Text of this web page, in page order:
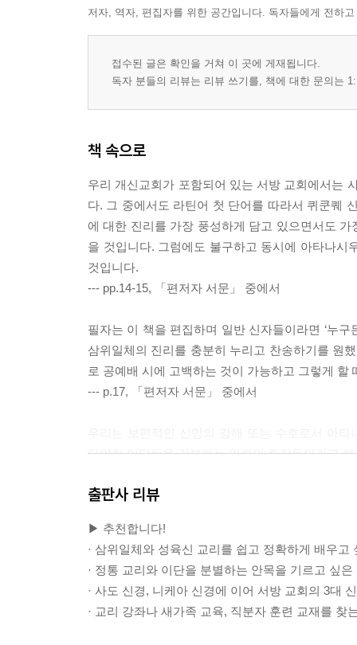
저자, 역자, 편집자를 위한 공간입니다. 독자들에게 전하
접수된 글은 확인을 거쳐 이 곳에 게재됩니다.
독자 분들의 리뷰는 리뷰 쓰기를, 책에 대한 문의는
책 속으로
우리 개신교회가 포함되어 있는 서방 교회에서는
다. 그 중에서도 라틴어 첫 단어를 따라서 퀴쿤퀘
에 대한 진리를 가장 풍성하게 담고 있으면서도
을 것입니다. 그럼에도 불구하고 동시에 아타나
것입니다.
--- pp.14-15, 「편저자 서문」 중에서
필자는 이 책을 편집하며 일반 신자들이라면 ‘누
삼위일체의 진리를 충분히 누리고 찬송하기를 원
로 공예배 시에 고백하는 것이 가능하고 그렇게
--- p.17, 「편저자 서문」 중에서
다양한 이단들을 거부하는 일련의 주장들이라고
• 삼위일체에 관련한 가르침(3-28절)
--- pp.47-48 「‘삼위가 구별되고 본체가 하나이신
… 교회가 당신의 손에 제공한 이 열쇠가 이들 그
“선지자들을 통해서 말씀하신” 그리고 신약에서
것에 대한 적절한 설명을 제공하는 단서가 되는지
출판사 리뷰
▶ 추천합니다!
· 삼위일체와 성육신 교리를 쉽고 정확하게 배우고
· 정통 교리와 이단을 분별하는 안목을 기르고 싶
· 사도 신경, 니케아 신경에 이어 서방 교회의 3대
· 교리 강좌나 새가족 교육, 직분자 훈련 교재를 찾